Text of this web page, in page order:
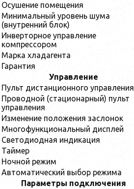
Осушение помещения
Минимальный уровень шума
(внутренний блок)
Инверторное управление
компрессором
Марка хладагента
Гарантия
Управление
Пульт дистанционного управления
Проводной (стационарный) пульт
управления
Изменение положения заслонок
Многофункциональный дисплей
Светодиодная индикация
Таймер
Ночной режим
Автоматический выбор режима
Параметры подключения